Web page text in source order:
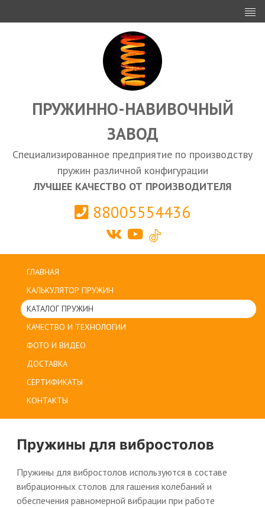
ИНВЕСТОРАМ
ПРОЕКТИРОВАНИЕ
ЭКСПОРТ
ЗАКУПКИ
КАЛЬКУЛЯТОР ПРУЖИН
Выберите город
ПРУЖИННО-НАВИВОЧНЫЙ
ЗАВОД
Специализированное предприятие по производству
пружин различной конфигурации
ЛУЧШЕЕ КАЧЕСТВО ОТ ПРОИЗВОДИТЕЛЯ
88005554436
ГЛАВНАЯ
КАЛЬКУЛЯТОР ПРУЖИН
КАТАЛОГ ПРУЖИН
КАЧЕСТВО И ТЕХНОЛОГИИ
ФОТО И ВИДЕО
ДОСТАВКА
СЕРТИФИКАТЫ
КОНТАКТЫ
Пружины для вибростолов
Пружины для вибростолов используются в составе
вибрационных столов для гашения колебаний и
обеспечения равномерной вибрации при работе